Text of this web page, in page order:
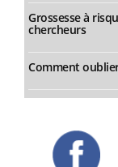
Grossesse à
chercheurs
Comment